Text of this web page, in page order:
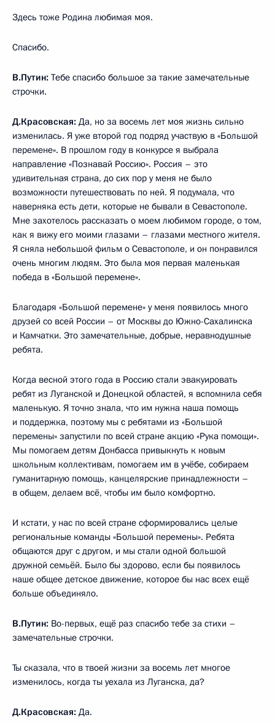
Здесь тоже Родина любимая моя.
Спасибо.
В.Путин: Тебе спасибо большое за такие замечательные
строчки.
Д.Красовская: Да, но за восемь лет моя жизнь сильно
изменилась. Я уже второй год подряд участвую в «Большой
перемене». В прошлом году в конкурсе я выбрала
направление «Познавай Россию». Россия – это
удивительная страна, до сих пор у меня не было
возможности путешествовать по ней. Я подумала, что
наверняка есть дети, которые не бывали в Севастополе.
Мне захотелось рассказать о моем любимом городе, о том,
как я вижу его моими глазами – глазами местного жителя.
Я сняла небольшой фильм о Севастополе, и он понравился
очень многим людям. Это была моя первая маленькая
победа в «Большой перемене».
Благодаря «Большой перемене» у меня появилось много
друзей со всей России – от Москвы до Южно-Сахалинска
и Камчатки. Это замечательные, добрые, неравнодушные
ребята.
Когда весной этого года в Россию стали эвакуировать
ребят из Луганской и Донецкой областей, я вспомнила себя
маленькую. Я точно знала, что им нужна наша помощь
и поддержка, поэтому мы с ребятами из «Большой
перемены» запустили по всей стране акцию «Рука помощи».
Мы помогаем детям Донбасса привыкнуть к новым
школьным коллективам, помогаем им в учёбе, собираем
гуманитарную помощь, канцелярские принадлежности –
в общем, делаем всё, чтобы им было комфортно.
И кстати, у нас по всей стране сформировались целые
региональные команды «Большой перемены». Ребята
общаются друг с другом, и мы стали одной большой
дружной семьёй. Было бы здорово, если бы появилось
наше общее детское движение, которое бы нас всех ещё
больше объединяло.
В.Путин: Во-первых, ещё раз спасибо тебе за стихи –
замечательные строчки.
Ты сказала, что в твоей жизни за восемь лет многое
изменилось, когда ты уехала из Луганска, да?
Д.Красовская: Да.